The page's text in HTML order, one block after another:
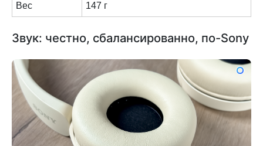
Вес 147 г
Звук: честно, сбалансированно, по-Sony